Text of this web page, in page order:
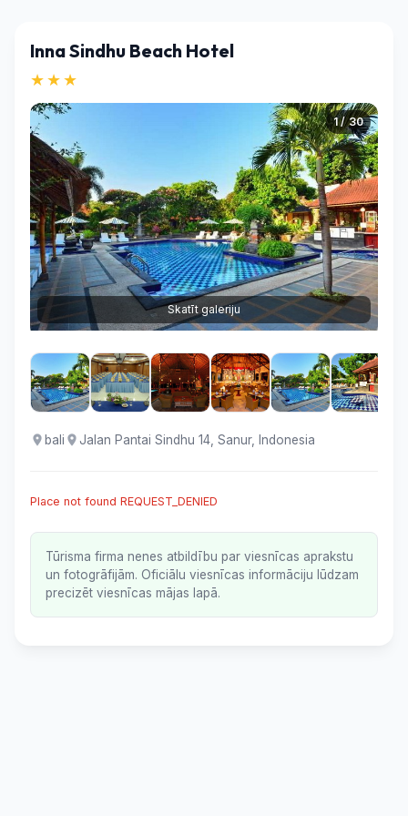
Inna Sindhu Beach Hotel
★★★
1 / 30
Skatīt galeriju
bali Jalan Pantai Sindhu 14, Sanur, Indonesia
Place not found REQUEST_DENIED
Tūrisma firma nenes atbildību par viesnīcas aprakstu
un fotogrāfijām. Oficiālu viesnīcas informāciju lūdzam
precizēt viesnīcas mājas lapā.